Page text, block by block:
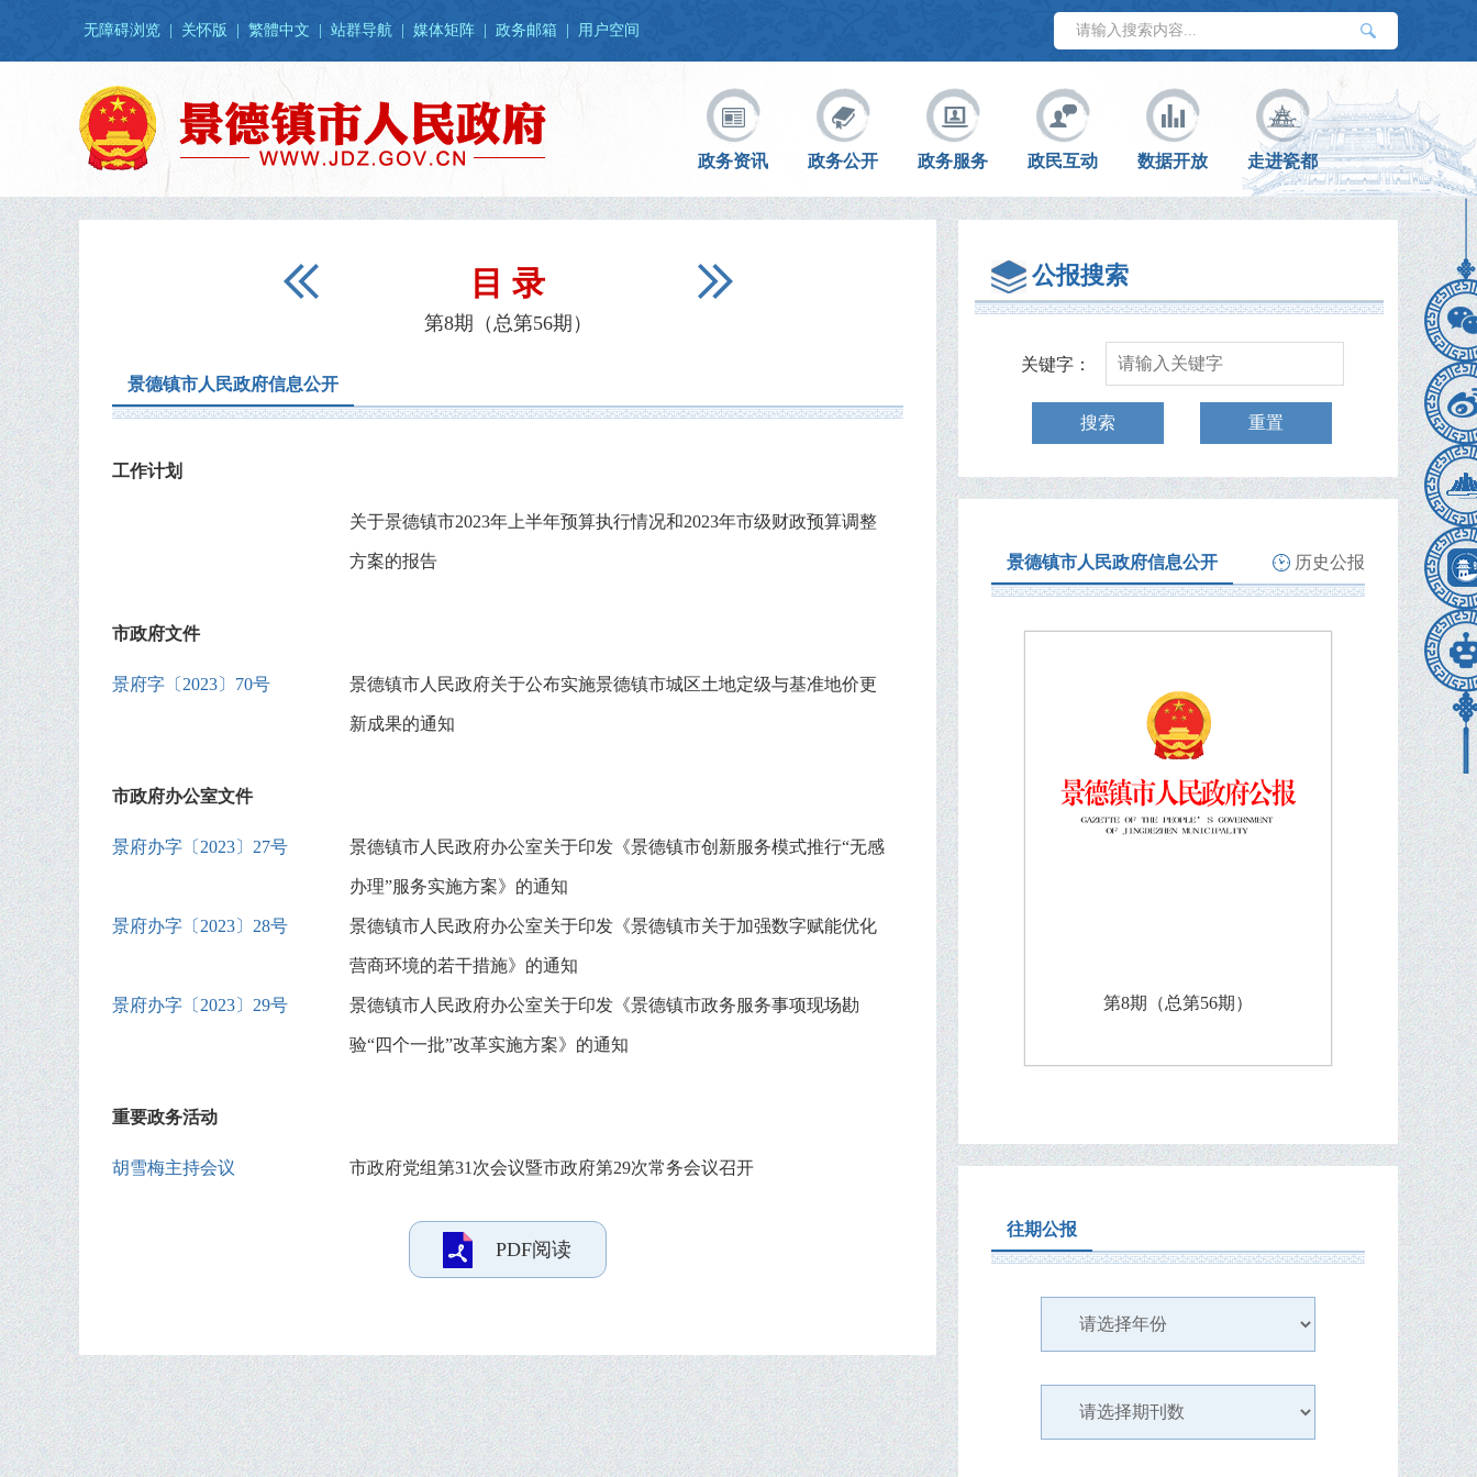
无障碍浏览 关怀版 繁體中文 站群导航 媒体矩阵 政务邮箱 用户空间
政务资讯 政务公开 政务服务 政民互动 数据开放 走进瓷都
目 录
第8期（总第56期）
景德镇市人民政府信息公开
工作计划
关于景德镇市2023年上半年预算执行情况和2023年市级财政预算调整
方案的报告
市政府文件
景府字〔2023〕70号 景德镇市人民政府关于公布实施景德镇市城区土地定级与基准地价更
新成果的通知
市政府办公室文件
景府办字〔2023〕27号 景德镇市人民政府办公室关于印发《景德镇市创新服务模式推行“无感
办理”服务实施方案》的通知
景府办字〔2023〕28号 景德镇市人民政府办公室关于印发《景德镇市关于加强数字赋能优化
营商环境的若干措施》的通知
景府办字〔2023〕29号 景德镇市人民政府办公室关于印发《景德镇市政务服务事项现场勘
验“四个一批”改革实施方案》的通知
重要政务活动
胡雪梅主持会议 市政府党组第31次会议暨市政府第29次常务会议召开
PDF阅读
公报搜索
关键字：
搜索 重置
景德镇市人民政府信息公开 历史公报
第8期（总第56期）
往期公报